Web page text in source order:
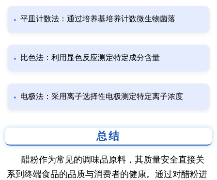
平皿计数法：通过培养基培养计数微生物菌落
比色法：利用显色反应测定特定成分含量
电极法：采用离子选择性电极测定特定离子浓度
总结
醋粉作为常见的调味品原料，其质量安全直接关
系到终端食品的品质与消费者的健康。通过对醋粉进